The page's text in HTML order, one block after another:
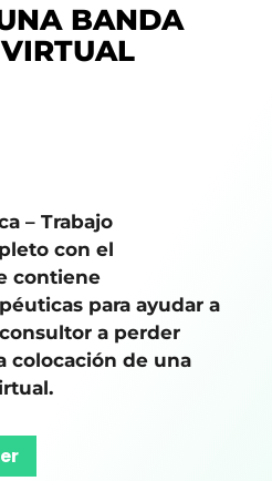
BANDA
– Trabajo
con el
contiene
para ayudar a
a perder
colocación de una